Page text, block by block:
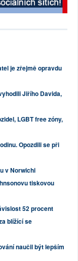
je zřejmě opravdu
Jiřího Davida,
LGBT free zóny,
Opozdili se při
v Norwichi
tiskovou
52 procent
blížící se
naučil být lepším